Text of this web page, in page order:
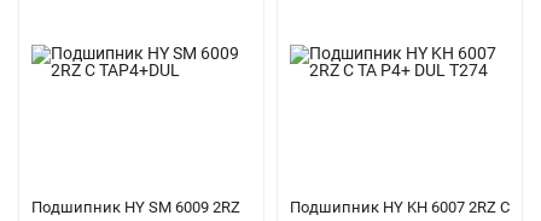
Подшипник HY SM 6009 2RZ
Подшипник HY KH 6007 2RZ C